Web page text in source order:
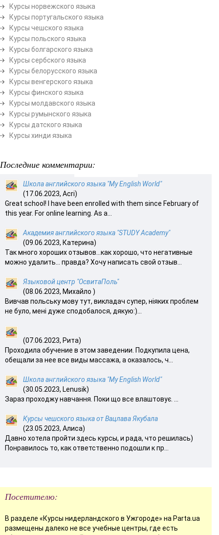
Курсы норвежского языка
Курсы португальского языка
Курсы чешского языка
Курсы польского языка
Курсы болгарского языка
Курсы сербского языка
Курсы белорусского языка
Курсы венгерского языка
Курсы финского языка
Курсы молдавского языка
Курсы румынского языка
Курсы датского языка
Курсы хинди языка
Последние комментарии:
Школа английского языка "My English World"
(17.06.2023, Acri)
Great school! I have been enrolled with them since February of
this year. For online learning. As a...
Академия английского языка "STUDY Academy"
(09.06.2023, Катерина)
Так много хороших отзывов…как хорошо, что негативные
можно удалить… правда? Хочу написать свой отзыв...
Языковой центр "ОсвитаПоль"
(08.06.2023, Михайло )
Вивчав польську мову тут, викладач супер, ніяких проблем
не було, мені дуже сподобалося, дякую:)...
(07.06.2023, Рита)
Проходила обучение в этом заведении. Подкупила цена,
обещали за нее все виды массажа, а оказалось, ч...
Школа английского языка "My English World"
(30.05.2023, Lenusik)
Зараз проходжу навчання. Поки що все влаштовує. ...
Курсы чешского языка от Вацлава Якубала
(23.05.2023, Алиса)
Давно хотела пройти здесь курсы, и рада, что решилась)
Понравилось то, как ответственно подошли к пр...
Посетителю:
В разделе «Курсы нидерландского в Ужгороде» на Parta.ua
размещены далеко не все учебные центры, где есть